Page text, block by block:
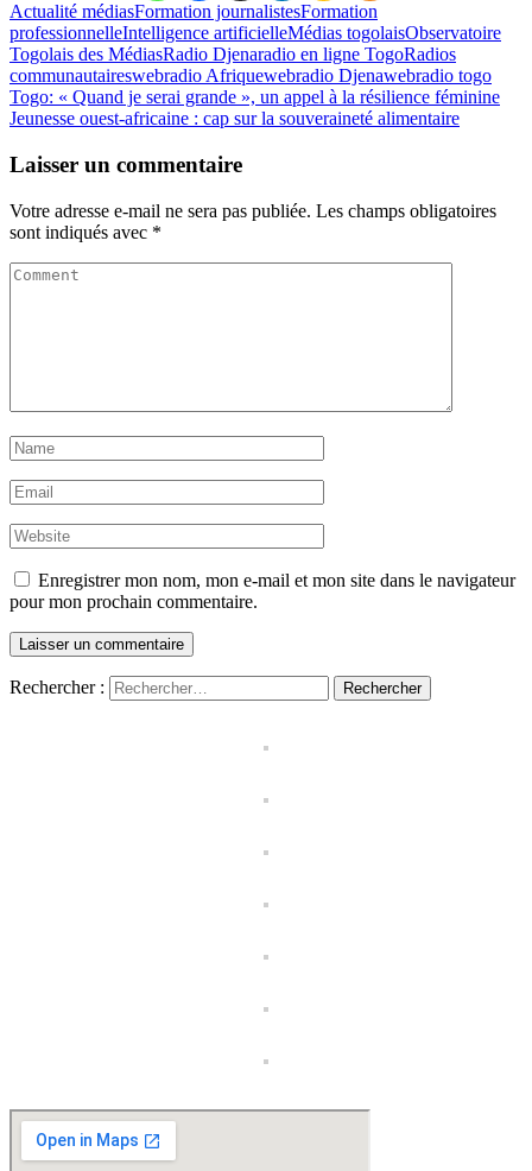
Actualité médiasFormation journalistesFormation
professionnelleIntelligence artificielleMédias togolaisObservatoire
Togolais des MédiasRadio Djenaradio en ligne TogoRadios
communautaireswebradio Afriquewebradio Djenawebradio togo
Togo: « Quand je serai grande », un appel à la résilience féminine
Jeunesse ouest-africaine : cap sur la souveraineté alimentaire
Laisser un commentaire
Votre adresse e-mail ne sera pas publiée. Les champs obligatoires
sont indiqués avec *
Enregistrer mon nom, mon e-mail et mon site dans le navigateur
pour mon prochain commentaire.
Rechercher :